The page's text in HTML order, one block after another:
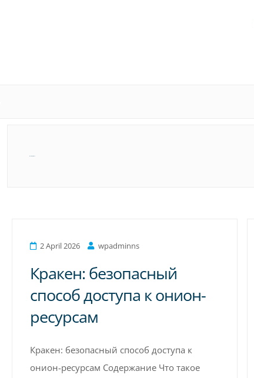
2 April 2026 wpadminns
Кракен: безопасный
способ доступа к онион-
ресурсам
Кракен: безопасный способ доступа к
онион-ресурсам Содержание Что такое